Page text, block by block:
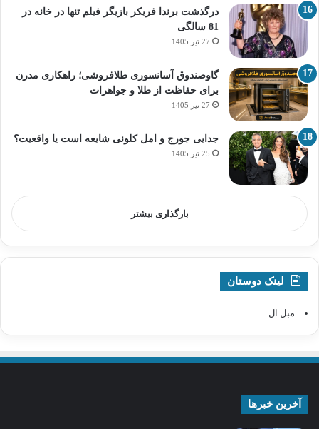
درگذشت برندا فریکر بازیگر فیلم تنها در خانه در
81 سالگی
27 تیر 1405
گاوصندوق آسانسوری طلافروشی؛ راهکاری مدرن
برای حفاظت از طلا و جواهرات
27 تیر 1405
جدایی جورج و امل کلونی شایعه است یا واقعیت؟
25 تیر 1405
بارگذاری بیشتر
لینک دوستان
مبل ال
آخرین خبرها